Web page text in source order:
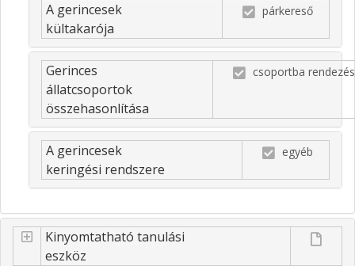
A gerincesek
kültakarója
párkereső
Gerinces
állatcsoportok
összehasonlítása
csoportba rendezés
A gerincesek
keringési rendszere
egyéb
Kinyomtatható tanulási
eszköz